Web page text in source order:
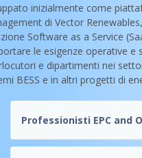
inizialmente come
di Vector
Software as a Service
le esigenze operative e
e dipartimenti nei
BESS e in altri progetti di
Professionisti EPC and